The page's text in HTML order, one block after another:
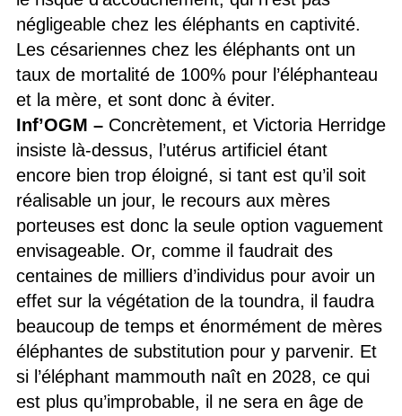
négligeable chez les éléphants en captivité.
Les césariennes chez les éléphants ont un
taux de mortalité de 100% pour l’éléphanteau
et la mère, et sont donc à éviter.
Inf’OGM –Concrètement, et Victoria Herridge
insiste là-dessus, l’utérus artificiel étant
encore bien trop éloigné, si tant est qu’il soit
réalisable un jour, le recours aux mères
porteuses est donc la seule option vaguement
envisageable. Or, comme il faudrait des
centaines de milliers d’individus pour avoir un
effet sur la végétation de la toundra, il faudra
beaucoup de temps et énormément de mères
éléphantes de substitution pour y parvenir. Et
si l’éléphant mammouth naît en 2028, ce qui
est plus qu’improbable, il ne sera en âge de